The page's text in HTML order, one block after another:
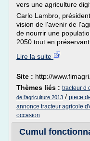
vers une agriculture
Carlo Lambro,
vision de l'avenir de
de nourrir une
2050 tout en préservant
Lire la suite
Site : http://
Thèmes liés : tracteur d
de l'agriculture 2013 / piece
annonce tracteur agricole
occasion
Cumul